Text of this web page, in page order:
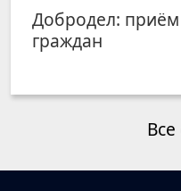
Добродел:
граждан